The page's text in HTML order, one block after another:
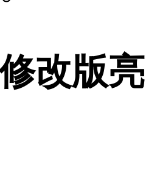
改版亮